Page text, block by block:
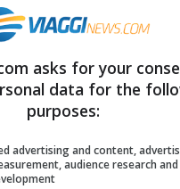
la situazione di
varianti del virus
ed agiscono
è in corso di
ed i controlli che
asks for your
data for the
purposes:
advertising and content,
audience research and